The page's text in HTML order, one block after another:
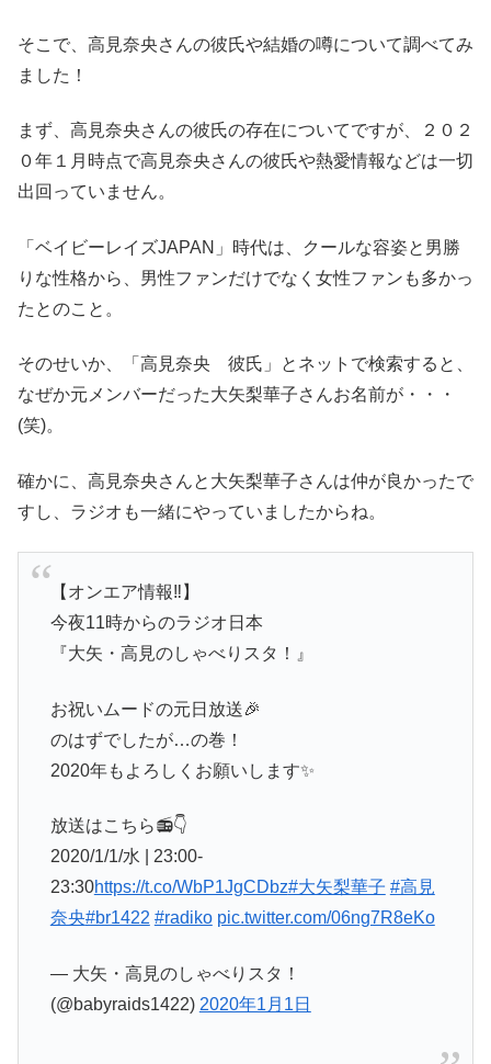
そこで、高見奈央さんの彼氏や結婚の噂について調べてみ
ました！
まず、高見奈央さんの彼氏の存在についてですが、２０２
０年１月時点で高見奈央さんの彼氏や熱愛情報などは一切
出回っていません。
「ベイビーレイズJAPAN」時代は、クールな容姿と男勝
りな性格から、男性ファンだけでなく女性ファンも多かっ
たとのこと。
そのせいか、「高見奈央 彼氏」とネットで検索すると、
なぜか元メンバーだった大矢梨華子さんお名前が・・・
(笑)。
確かに、高見奈央さんと大矢梨華子さんは仲が良かったで
すし、ラジオも一緒にやっていましたからね。
【オンエア情報‼︎】
今夜11時からのラジオ日本
『大矢・高見のしゃべりスタ！』
お祝いムードの元日放送🎉
のはずでしたが…の巻！
2020年もよろしくお願いします✨
放送はこちら📻👇
2020/1/1/水 | 23:00-
23:30https://t.co/WbP1JgCDbz#大矢梨華子 #高見
奈央#br1422 #radiko pic.twitter.com/06ng7R8eKo
— 大矢・高見のしゃべりスタ！
(@babyraids1422) 2020年1月1日